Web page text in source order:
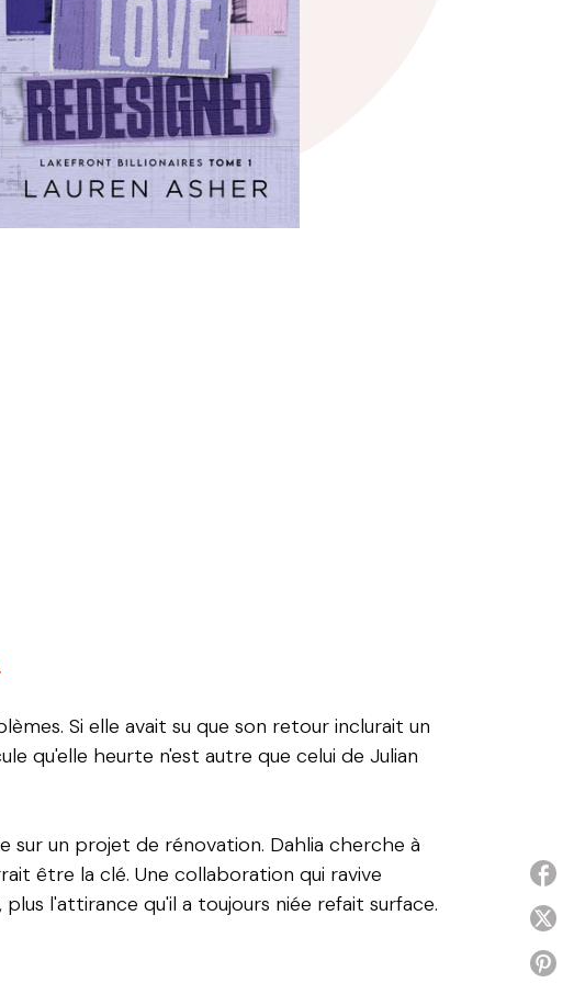
Si elle avait su que son retour inclurait un
qu'elle heurte n'est autre que celui de Julian
sur un projet de rénovation. Dahlia cherche à
être la clé. Une collaboration qui ravive
l'attirance qu'il a toujours niée refait surface.